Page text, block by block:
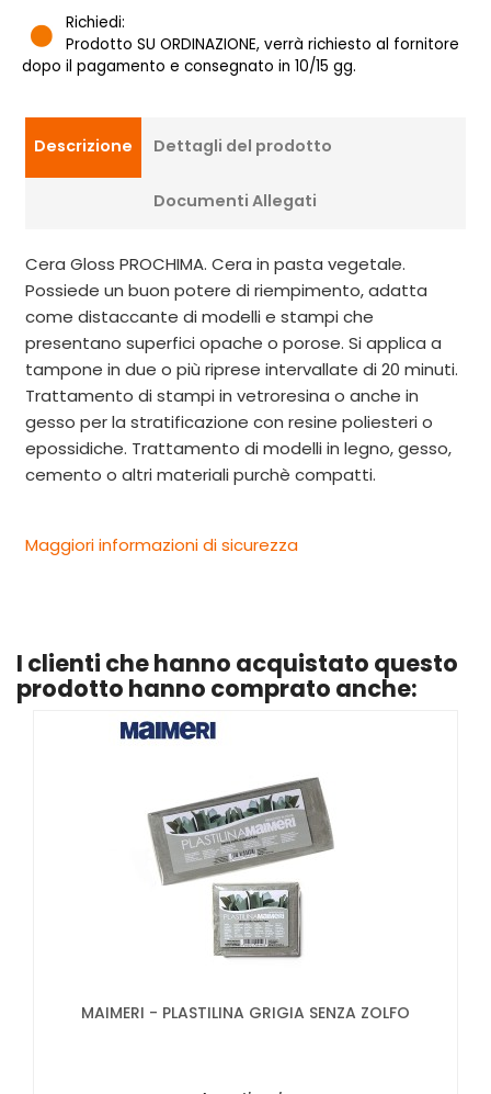
Richiedi:
Prodotto SU ORDINAZIONE, verrà richiesto al fornitore
dopo il pagamento e consegnato in 10/15 gg.
Descrizione Dettagli del prodotto
Documenti Allegati
Cera Gloss PROCHIMA. Cera in pasta vegetale.
Possiede un buon potere di riempimento, adatta
come distaccante di modelli e stampi che
presentano superfici opache o porose. Si applica a
tampone in due o più riprese intervallate di 20 minuti.
Trattamento di stampi in vetroresina o anche in
gesso per la stratificazione con resine poliesteri o
epossidiche. Trattamento di modelli in legno, gesso,
cemento o altri materiali purchè compatti.
Maggiori informazioni di sicurezza
I clienti che hanno acquistato questo
prodotto hanno comprato anche:
MAIMERI - PLASTILINA GRIGIA SENZA ZOLFO